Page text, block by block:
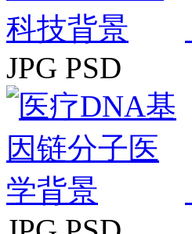
JPG PSD